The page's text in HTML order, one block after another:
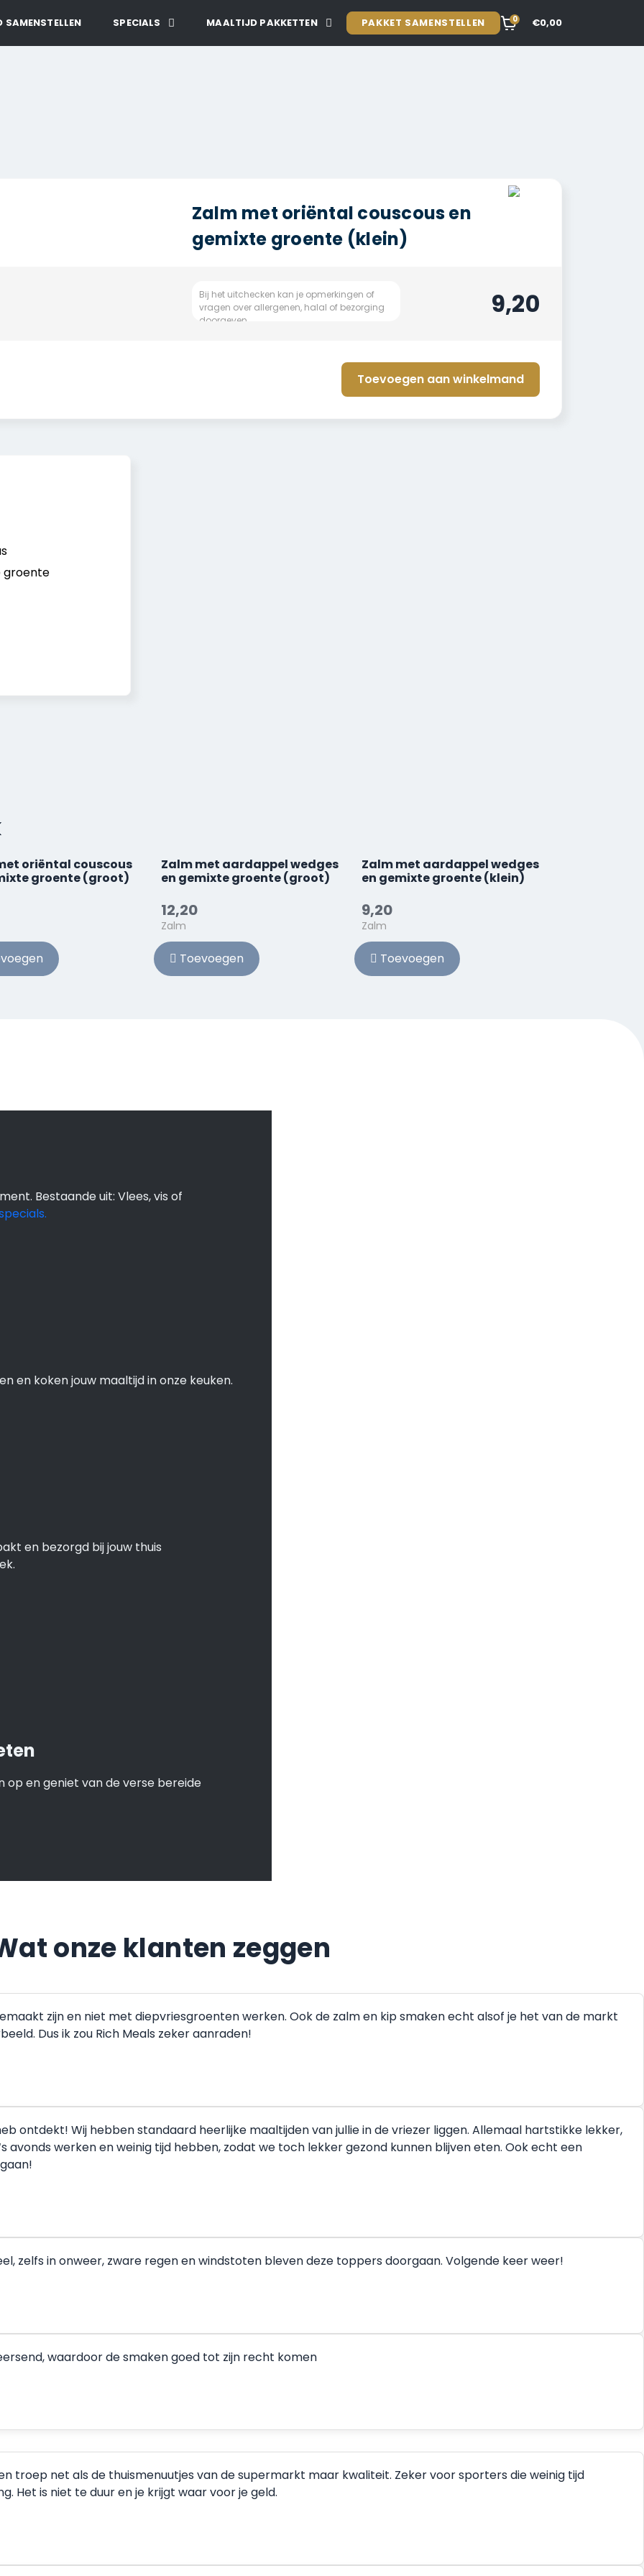
SPECIALS MAALTIJD PAKKETTEN PAKKET SAMENSTELLEN 0 €0,00
Zalm met oriëntal couscous en
gemixte groente (klein)
9,20
Toevoegen aan winkelmand
groente
oriëntal couscous
groente (groot)
Zalm met aardappel wedges
en gemixte groente (groot)
12,20
Zalm
Toevoegen
Zalm met aardappel wedges
en gemixte groente (klein)
9,20
Zalm
Toevoegen
doen de boodschappen koken
Bestaande uit: Vlees, vis of
en koken jouw maaltijd in onze keuken.
en bezorgd bij jouw thuis
op en geniet van de verse bereide
onze klanten zeggen
zijn en niet met diepvriesgroenten werken. Ook de zalm en kip smaken echt alsof je het van de markt
Dus ik zou Rich Meals zeker aanraden!
ontdekt! Wij hebben standaard heerlijke maaltijden van jullie in de vriezer liggen. Allemaal hartstikke lekker,
avonds werken en weinig tijd hebben, zodat we toch lekker gezond kunnen blijven eten. Ook echt een
zelfs in onweer, zware regen en windstoten bleven deze toppers doorgaan. Volgende keer weer!
waardoor de smaken goed tot zijn recht komen
troep net als de thuismenuutjes van de supermarkt maar kwaliteit. Zeker voor sporters die weinig tijd
Het is niet te duur en je krijgt waar voor je geld.